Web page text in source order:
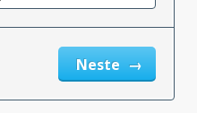
Neste